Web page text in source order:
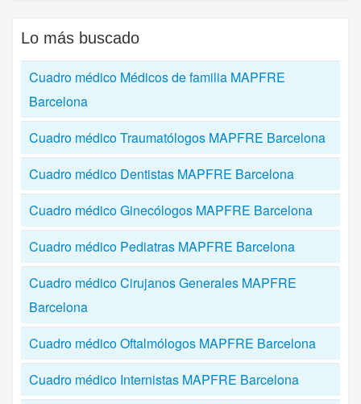
Lo más buscado
Cuadro médico Médicos de familia MAPFRE
Barcelona
Cuadro médico Traumatólogos MAPFRE Barcelona
Cuadro médico Dentistas MAPFRE Barcelona
Cuadro médico Ginecólogos MAPFRE Barcelona
Cuadro médico Pediatras MAPFRE Barcelona
Cuadro médico Cirujanos Generales MAPFRE
Barcelona
Cuadro médico Oftalmólogos MAPFRE Barcelona
Cuadro médico Internistas MAPFRE Barcelona